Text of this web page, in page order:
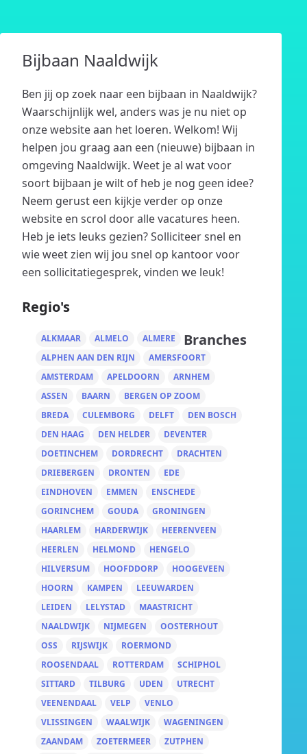
Bijbaan Naaldwijk
Ben jij op zoek naar een bijbaan in Naaldwijk?
Waarschijnlijk wel, anders was je nu niet op
onze website aan het loeren. Welkom! Wij
helpen jou graag aan een (nieuwe) bijbaan in
omgeving Naaldwijk. Weet je al wat voor
soort bijbaan je wilt of heb je nog geen idee?
Neem gerust een kijkje verder op onze
website en scrol door alle vacatures heen.
Heb je iets leuks gezien? Solliciteer snel en
wie weet zien wij jou snel op kantoor voor
een sollicitatiegesprek, vinden we leuk!
Regio's
ALKMAAR ALMELO
ALMERE
ALPHEN AAN DEN RIJN
AMERSFOORT
AMSTERDAM
APELDOORN
ARNHEM
ASSEN
BAARN
BERGEN OP ZOOM
BREDA
CULEMBORG DELFT
DEN BOSCH
DEN HAAG
DEN HELDER
DEVENTER
DOETINCHEM
DORDRECHT
DRACHTEN
DRIEBERGEN
DRONTEN
EDE
EINDHOVEN
EMMEN
ENSCHEDE
GORINCHEM
GOUDA
GRONINGEN
HAARLEM
HARDERWIJK
HEERENVEEN
HEERLEN
HELMOND
HENGELO
HILVERSUM
HOOFDDORP
HOOGEVEEN
HOORN
KAMPEN
LEEUWARDEN
LEIDEN
LELYSTAD
MAASTRICHT
NAALDWIJK
NIJMEGEN
OOSTERHOUT
OSS
RIJSWIJK
ROERMOND
ROOSENDAAL
ROTTERDAM
SCHIPHOL
SITTARD
TILBURG UDEN
UTRECHT
VEENENDAAL
VELP
VENLO
VLISSINGEN
WAALWIJK
WAGENINGEN
ZAANDAM
ZOETERMEER
ZUTPHEN
Branches